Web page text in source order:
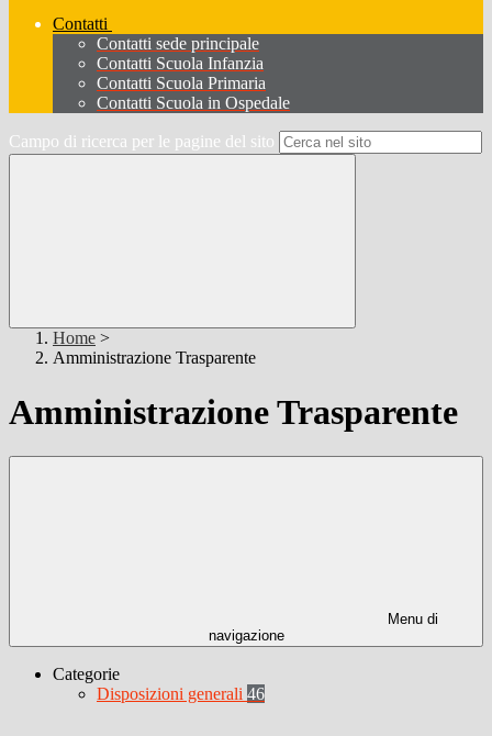
Contatti
Contatti sede principale
Contatti Scuola Infanzia
Contatti Scuola Primaria
Contatti Scuola in Ospedale
Campo di ricerca per le pagine del sito
Home >
Amministrazione Trasparente
Amministrazione Trasparente
Menu di
navigazione
Categorie
Disposizioni generali 46